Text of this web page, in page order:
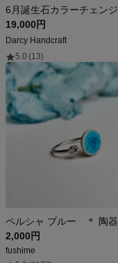
19,000円
Darcy Handcraft
5.0 (13)
2,000円
fushime